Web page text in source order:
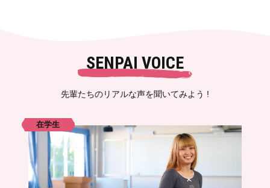
SENPAI VOICE
先輩たちのリアルな声を聞いてみよう !
在学生